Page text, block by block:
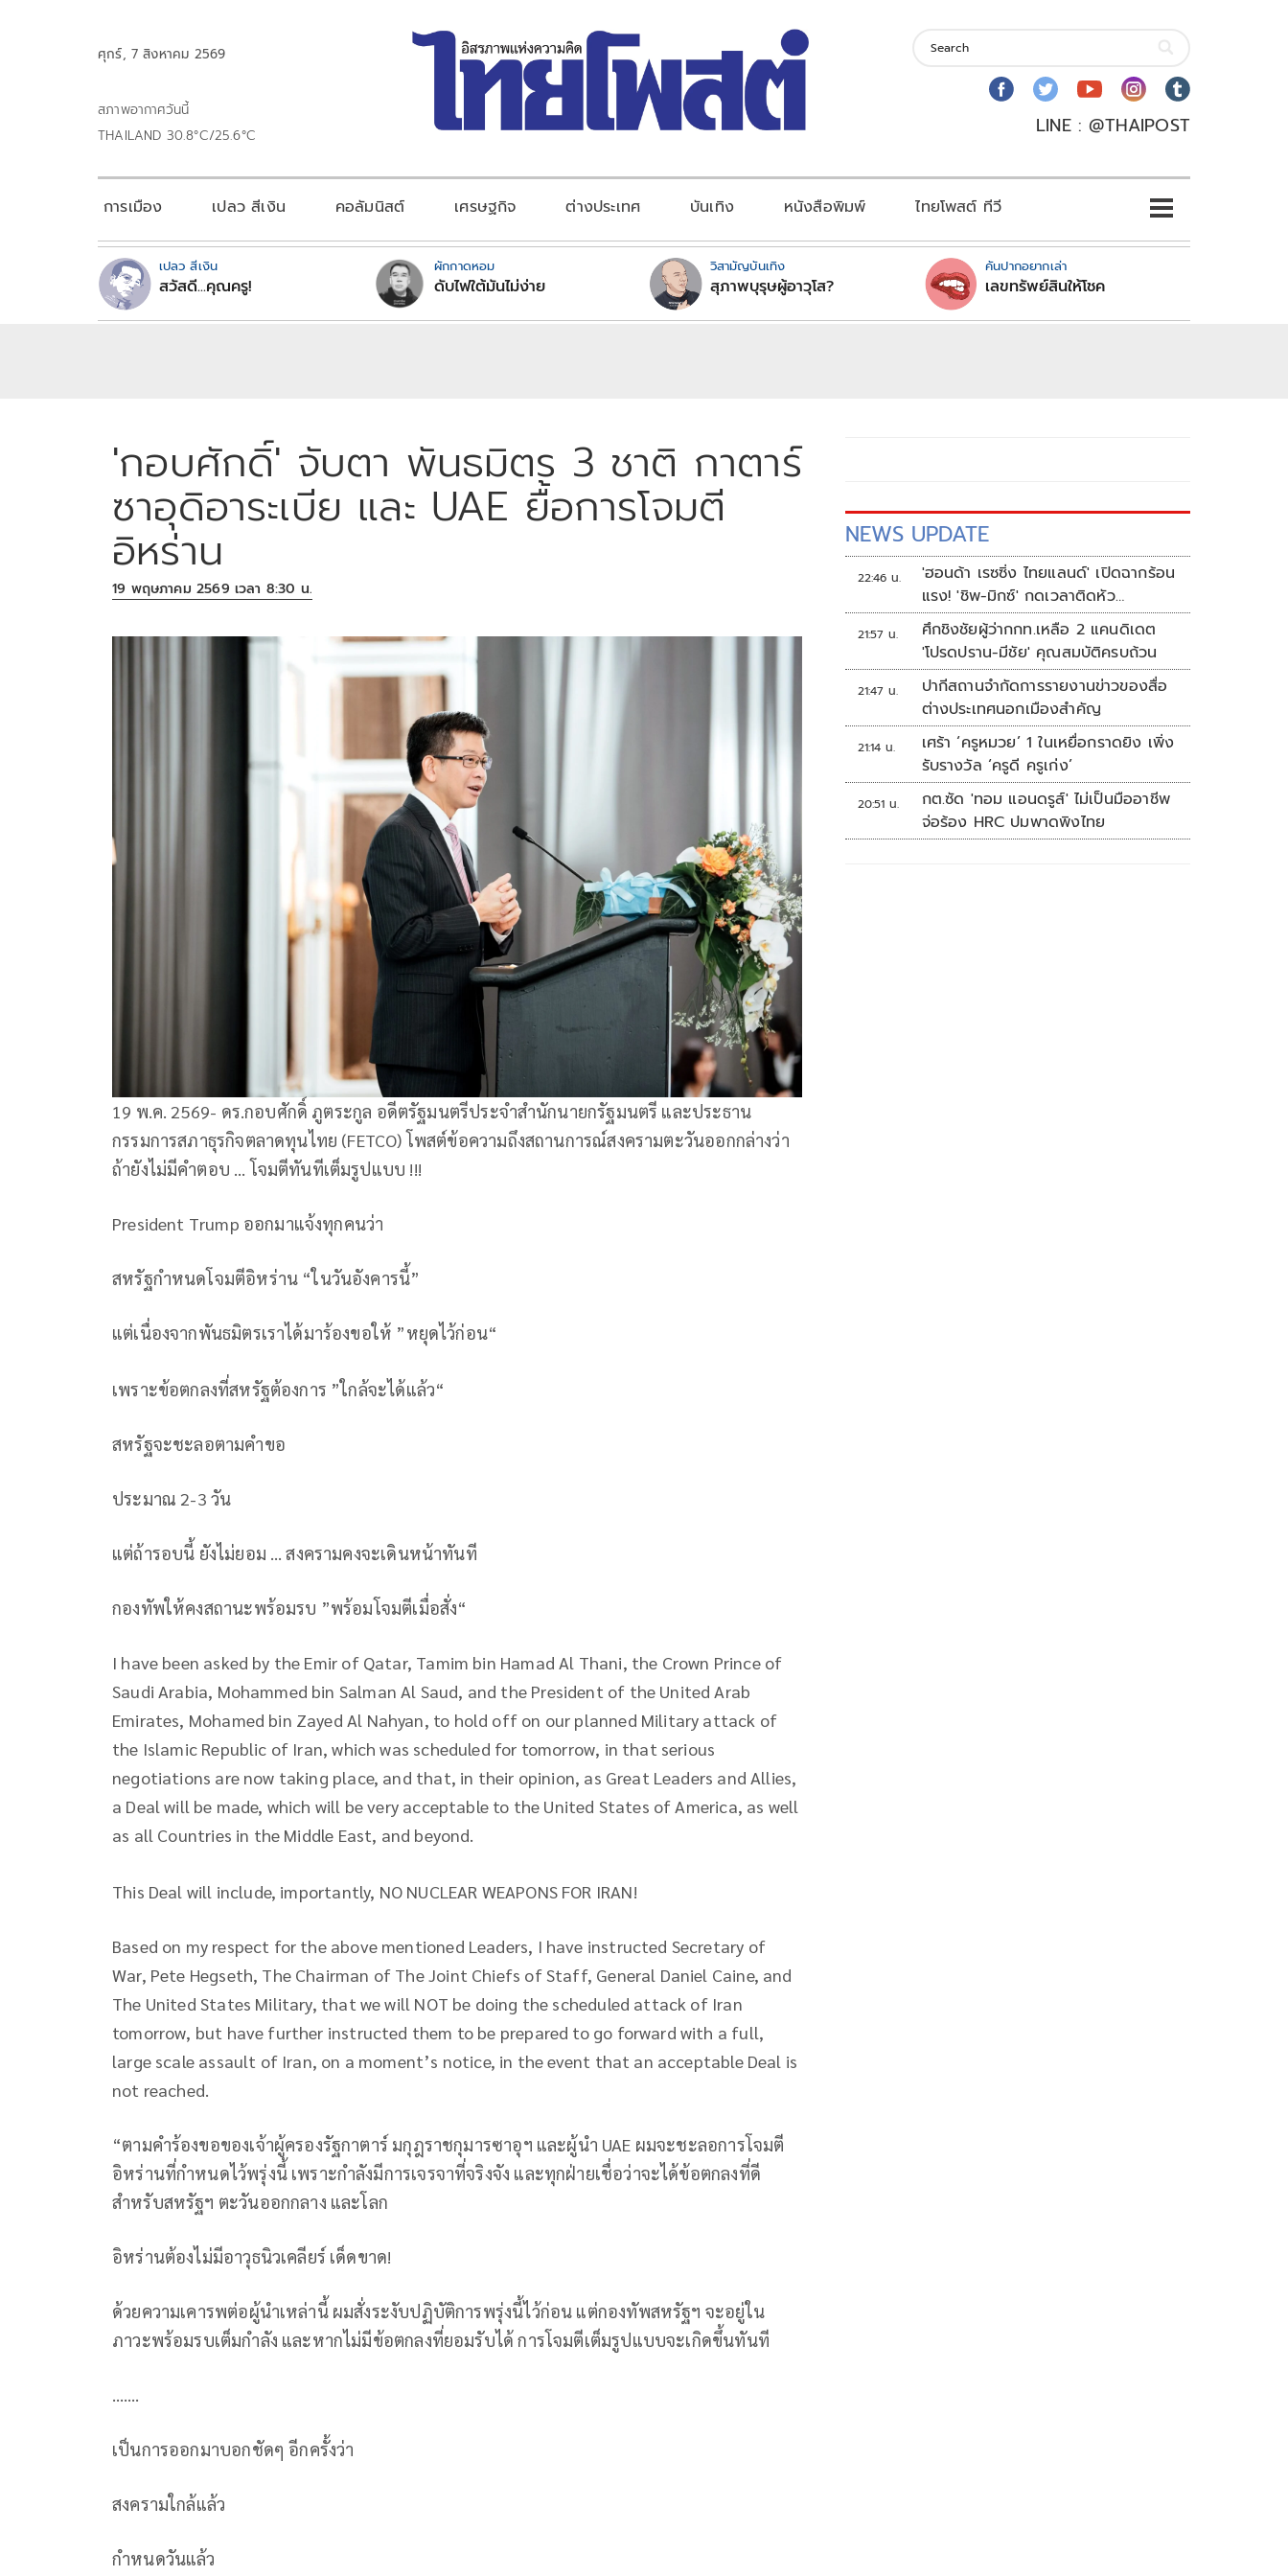
ศุกร์, 7 สิงหาคม 2569
สภาพอากาศวันนี้
THAILAND 30.8°C/25.6°C
LINE : @THAIPOST
การเมือง เปลว สีเงิน คอลัมนิสต์ เศรษฐกิจ ต่างประเทศ บันเทิง หนังสือพิมพ์ ไทยโพสต์ ทีวี
เปลว สีเงิน
สวัสดี...คุณครู!
ผักกาดหอม
ดับไฟใต้มันไม่ง่าย
วิสามัญบันเทิง
สุภาพบุรุษผู้อาวุโส?
คันปากอยากเล่า
เลขทรัพย์สินให้โชค
'กอบศักดิ์' จับตา พันธมิตร 3 ชาติ กาตาร์
ซาอุดิอาระเบีย และ UAE ยื้อการโจมตี
อิหร่าน
19 พฤษภาคม 2569 เวลา 8:30 น.
19 พ.ค. 2569- ดร.กอบศักดิ์ ภูตระกูล อดีตรัฐมนตรีประจำสำนักนายกรัฐมนตรี และประธาน
กรรมการสภาธุรกิจตลาดทุนไทย (FETCO) โพสต์ข้อความถึงสถานการณ์สงครามตะวันออกกล่างว่า
ถ้ายังไม่มีคำตอบ … โจมตีทันทีเต็มรูปแบบ !!!
President Trump ออกมาแจ้งทุกคนว่า
สหรัฐกำหนดโจมตีอิหร่าน “ในวันอังคารนี้”
แต่เนื่องจากพันธมิตรเราได้มาร้องขอให้ ”หยุดไว้ก่อน“
เพราะข้อตกลงที่สหรัฐต้องการ ”ใกล้จะได้แล้ว“
สหรัฐจะชะลอตามคำขอ
ประมาณ 2-3 วัน
แต่ถ้ารอบนี้ ยังไม่ยอม … สงครามคงจะเดินหน้าทันที
กองทัพให้คงสถานะพร้อมรบ ”พร้อมโจมตีเมื่อสั่ง“
I have been asked by the Emir of Qatar, Tamim bin Hamad Al Thani, the Crown Prince of
Saudi Arabia, Mohammed bin Salman Al Saud, and the President of the United Arab
Emirates, Mohamed bin Zayed Al Nahyan, to hold off on our planned Military attack of
the Islamic Republic of Iran, which was scheduled for tomorrow, in that serious
negotiations are now taking place, and that, in their opinion, as Great Leaders and Allies,
a Deal will be made, which will be very acceptable to the United States of America, as well
as all Countries in the Middle East, and beyond.
This Deal will include, importantly, NO NUCLEAR WEAPONS FOR IRAN!
Based on my respect for the above mentioned Leaders, I have instructed Secretary of
War, Pete Hegseth, The Chairman of The Joint Chiefs of Staff, General Daniel Caine, and
The United States Military, that we will NOT be doing the scheduled attack of Iran
tomorrow, but have further instructed them to be prepared to go forward with a full,
large scale assault of Iran, on a moment’s notice, in the event that an acceptable Deal is
not reached.
“ตามคำร้องขอของเจ้าผู้ครองรัฐกาตาร์ มกุฎราชกุมารซาอุฯ และผู้นำ UAE ผมจะชะลอการโจมตี
อิหร่านที่กำหนดไว้พรุ่งนี้ เพราะกำลังมีการเจรจาที่จริงจัง และทุกฝ่ายเชื่อว่าจะได้ข้อตกลงที่ดี
สำหรับสหรัฐฯ ตะวันออกกลาง และโลก
อิหร่านต้องไม่มีอาวุธนิวเคลียร์ เด็ดขาด!
ด้วยความเคารพต่อผู้นำเหล่านี้ ผมสั่งระงับปฏิบัติการพรุ่งนี้ไว้ก่อน แต่กองทัพสหรัฐฯ จะอยู่ใน
ภาวะพร้อมรบเต็มกำลัง และหากไม่มีข้อตกลงที่ยอมรับได้ การโจมตีเต็มรูปแบบจะเกิดขึ้นทันที
…….
เป็นการออกมาบอกชัดๆ อีกครั้งว่า
สงครามใกล้แล้ว
กำหนดวันแล้ว
NEWS UPDATE
22:46 น.
'ฮอนด้า เรซซิ่ง ไทยแลนด์' เปิดฉากร้อน
แรง! 'ชิพ-มิกซ์' กดเวลาติดหัว
แถว ARRC สนาม 4 ที่มัลดาลิกา
21:57 น.
ศึกชิงชัยผู้ว่ากกท.เหลือ 2 แคนดิเดต
'โปรดปราน-มีชัย' คุณสมบัติครบถ้วน
21:47 น.
ปากีสถานจำกัดการรายงานข่าวของสื่อ
ต่างประเทศนอกเมืองสำคัญ
21:14 น.
เศร้า ‘ครูหมวย’ 1 ในเหยื่อกราดยิง เพิ่ง
รับรางวัล ‘ครูดี ครูเก่ง’
20:51 น.
กต.ซัด 'ทอม แอนดรูส์' ไม่เป็นมืออาชีพ
จ่อร้อง HRC ปมพาดพิงไทย